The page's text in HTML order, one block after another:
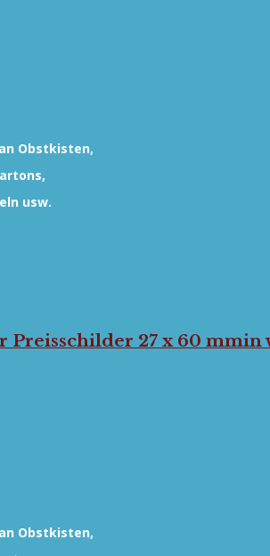
Obstkisten,
usw.
Preisschilder 27 x 60 mmin
Obstkisten,